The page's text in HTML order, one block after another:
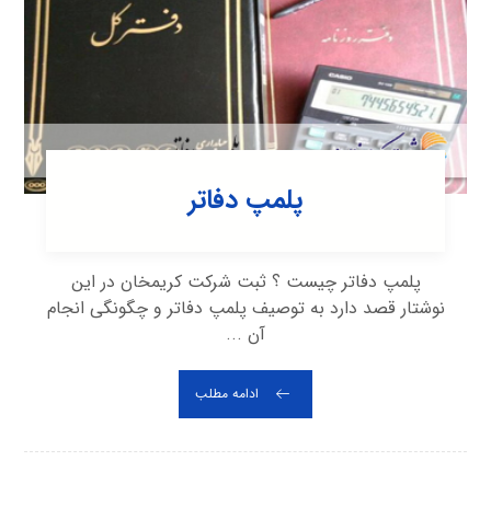
پلمپ دفاتر
پلمپ دفاتر چیست ؟ ثبت شرکت کریمخان در این
نوشتار قصد دارد به توصیف پلمپ دفاتر و چگونگی انجام
آن ...
ادامه مطلب